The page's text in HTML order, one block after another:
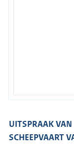
UITSPRAAK VAN
SCHEEPVAART